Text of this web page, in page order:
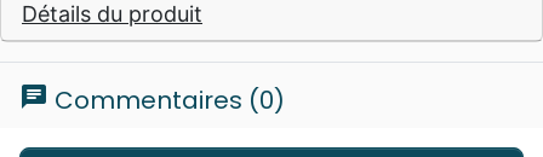
Détails du produit
chat Commentaires (0)